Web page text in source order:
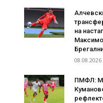
на
08.08.2026
ПМФЛ: